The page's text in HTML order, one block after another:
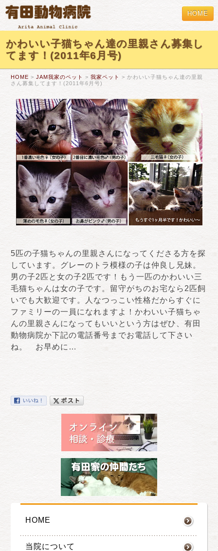
HOME
かわいい子猫ちゃん達の里親さん募集し
てます！(2011年6月号)
HOME >JAM我家のペット >我家ペット > かわいい子猫ちゃん達の里親
さん募集してます！(2011年6月号)
5匹の子猫ちゃんの里親さんになってくださる方を探
しています。グレーのトラ模様の子は仲良し兄妹。
男の子2匹と女の子2匹です！もう一匹のかわいい三
毛猫ちゃんは女の子です。留守がちのお宅なら2匹飼
いでも大歓迎です。人なつっこい性格だからすぐに
ファミリーの一員になれますよ！かわいい子猫ちゃ
んの里親さんになってもいいという方はぜひ、有田
動物病院か下記の電話番号までお電話して下さい
ね。 お早めに…
HOME
当院について